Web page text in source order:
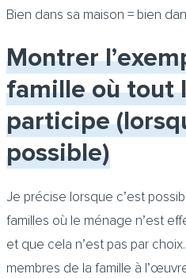
Bien dans sa maison = bien
Montrer
famille où tout
participe
possible)
Je précise lorsque c’est
familles où le ménage n’est
et que cela n’est pas par
membres de la famille à